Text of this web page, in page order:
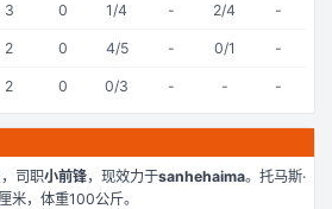
3 0 1/4 - 2/4 -
2 0 4/5 - 0/1 -
2 0 0/3 - - -
司职小前锋，现效力于sanhehaima。 托马斯·
米，体重100公斤。